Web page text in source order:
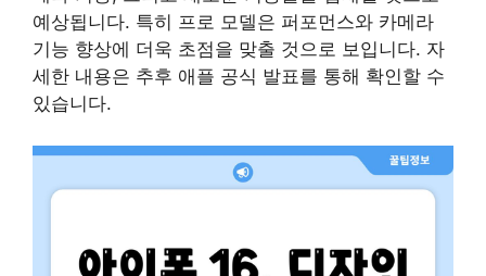
예상됩니다. 특히 프로 모델은 퍼포먼스와 카메라
기능 향상에 더욱 초점을 맞출 것으로 보입니다. 자
세한 내용은 추후 애플 공식 발표를 통해 확인할 수
있습니다.